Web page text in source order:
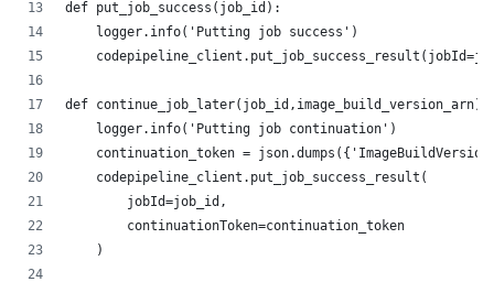
def put_job_success(job_id):
    logger.info('Putting job success')
def continue_job_later(job_id,image_build_version_arn):
    logger.info('Putting job continuation')
continuation_token =
    codepipeline_client.put_job_success_result(
        jobId=job_id,
        continuationToken=continuation_token
    )